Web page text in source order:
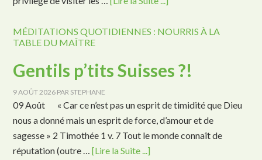
MÉDITATIONS QUOTIDIENNES : NOURRIS À LA
TABLE DU MAÎTRE
Gentils p’tits Suisses ?!
9 AOÛT 2026 PAR STEPHANE
09 Août « Car ce n’est pas un esprit de timidité que Dieu
nous a donné mais un esprit de force, d’amour et de
sagesse » 2 Timothée 1 v. 7 Tout le monde connaît de
réputation (outre …[Lire la Suite ...]